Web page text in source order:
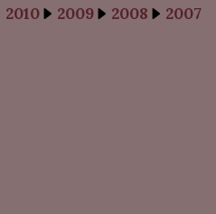
2010 2009 2008
2007